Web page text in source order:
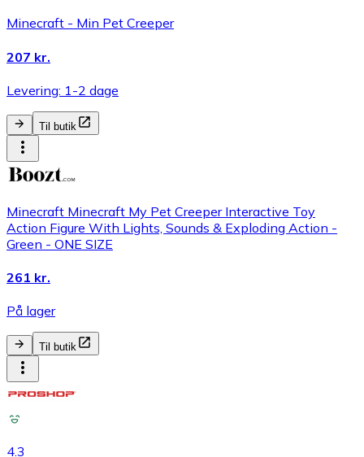
Minecraft - Min Pet Creeper
207 kr.
Levering: 1-2 dage
Til butik
Minecraft Minecraft My Pet Creeper Interactive Toy
Action Figure With Lights, Sounds & Exploding Action -
Green - ONE SIZE
261 kr.
På lager
Til butik
4.3